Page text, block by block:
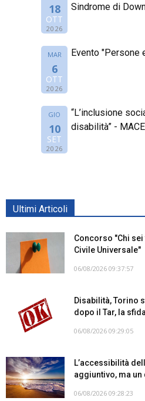
18
OTT
2026
Sindrome di
MAR
6
OTT
2026
Evento "Persone
GIO
10
SET
2026
“L’inclusione
disabilità” -
Ultimi Articoli
Concorso "Chi
Civile Universale"
06/08/2026 09:37:57
Disabilità, Torino
dopo il Tar, la
06/08/2026 09:29:05
L’accessibilità
aggiuntivo, ma
06/08/2026 09:28:23